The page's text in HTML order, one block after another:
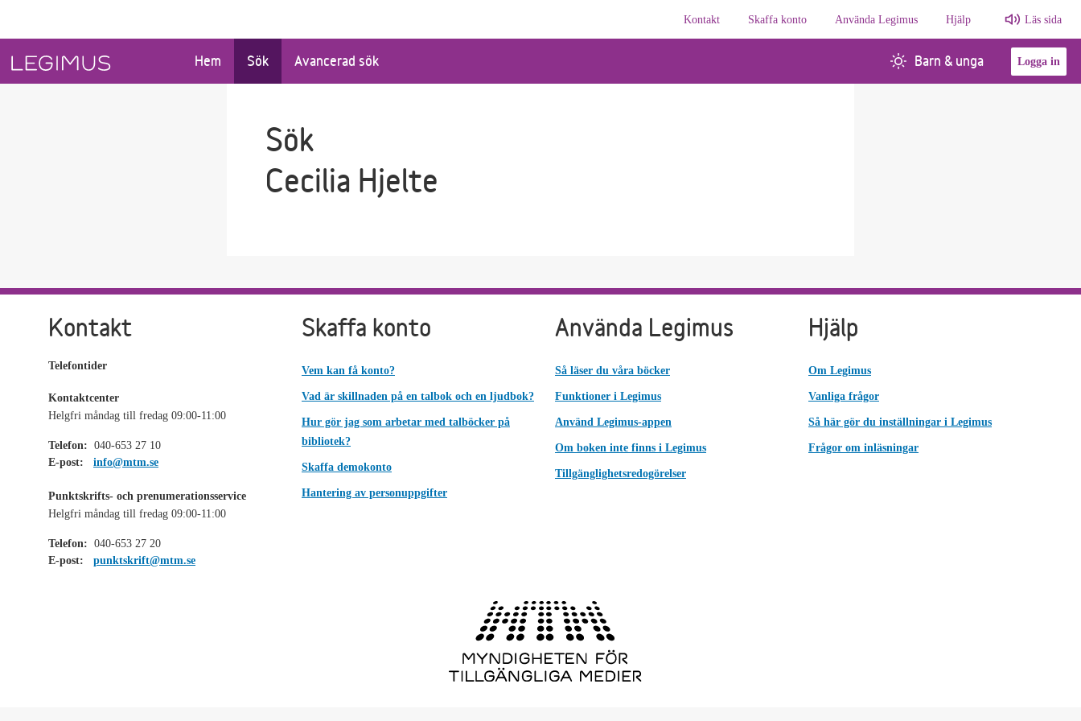
Kontakt
Skaffa konto Använda Legimus Hjälp Läs sida
Hem Sök Avancerad sök Barn & unga Logga in
Sök
Cecilia Hjelte
Kontakt
Telefontider
Kontaktcenter
Helgfri måndag till fredag 09:00-11:00
Telefon: 040-653 27 10
E-post:
info@mtm.se
Punktskrifts- och prenumerationsservice
Helgfri måndag till fredag 09:00-11:00
Telefon: 040-653 27 20
E-post:
punktskrift@mtm.se
Skaffa konto
Vem kan få konto?
Vad är skillnaden på en talbok och en ljudbok?
Hur gör jag som arbetar med talböcker på
bibliotek?
Skaffa demokonto
Hantering av personuppgifter
Använda Legimus
Så läser du våra böcker
Funktioner i Legimus
Använd Legimus-appen
Om boken inte finns i Legimus
Tillgänglighetsredogörelser
Hjälp
Om Legimus
Vanliga frågor
Så här gör du inställningar i Legimus
Frågor om inläsningar